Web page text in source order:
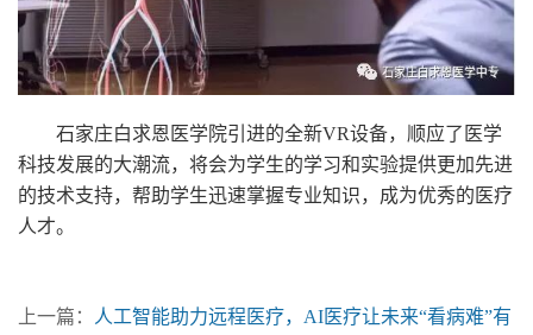
石家庄白求恩医学院引进的全新VR设备，顺应了医学
科技发展的大潮流，将会为学生的学习和实验提供更加先进
的技术支持，帮助学生迅速掌握专业知识，成为优秀的医疗
人才。
上一篇：
人工智能助力远程医疗，AI医疗让未来“看病难”有